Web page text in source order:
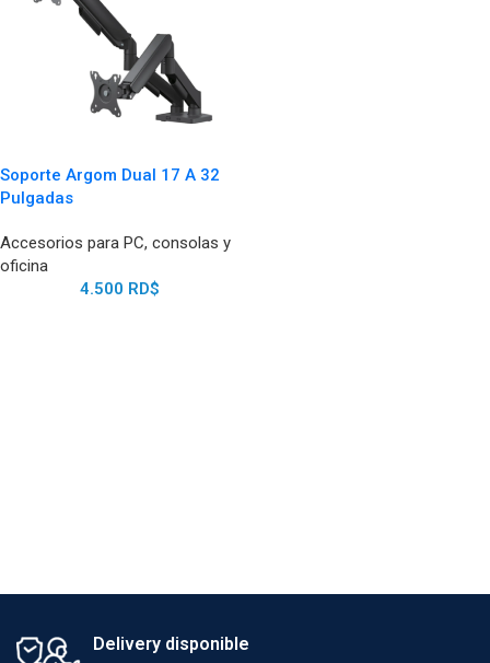
Soporte Argom Dual 17 A 32
Pulgadas
Accesorios para PC, consolas y
oficina
4.500 RD$
Delivery disponible